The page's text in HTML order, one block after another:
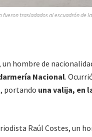
trasladados al escuadrón de
hombre de
Nacional.
portando una valija, en
Raúl Costes, un